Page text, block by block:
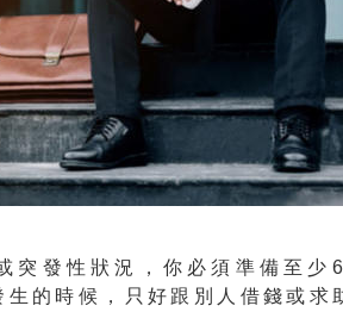
突發性狀況，你必須準備至少
的時候，只好跟別人借錢或求